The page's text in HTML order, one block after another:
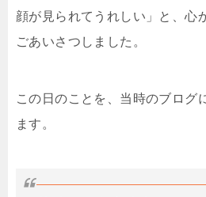
顔が見られてうれしい」と、心
ごあいさつしました。
この日のことを、当時のブログ
ます。